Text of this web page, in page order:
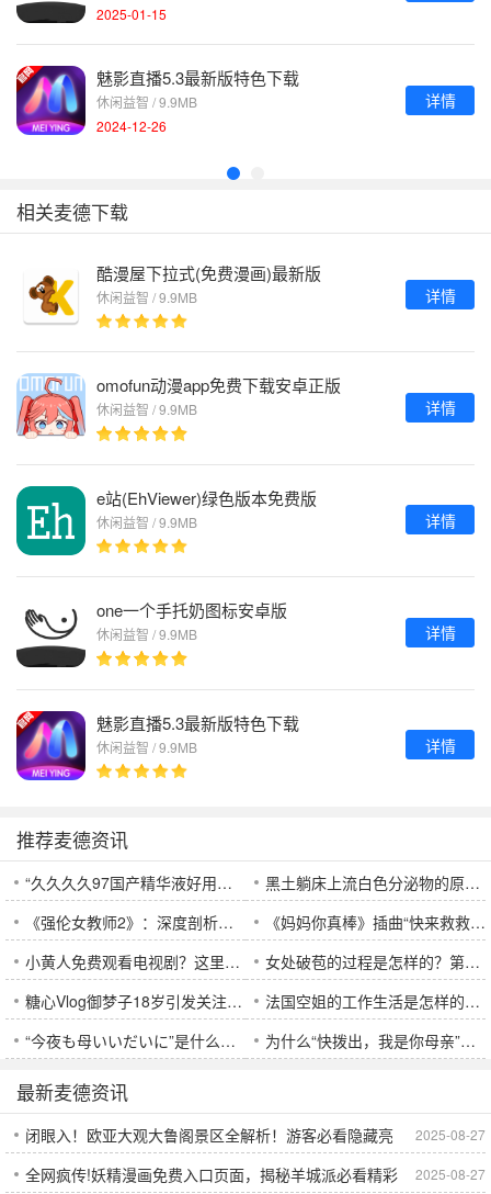
2025-01-15
魅影直播5.3最新版特色下载
休闲益智 / 9.9MB
2024-12-26
详情
相关麦德下载
酷漫屋下拉式(免费漫画)最新版
休闲益智 / 9.9MB 详情
omofun动漫app免费下载安卓正版
休闲益智 / 9.9MB 详情
e站(EhViewer)绿色版本免费版
休闲益智 / 9.9MB 详情
one一个手托奶图标安卓版
休闲益智 / 9.9MB 详情
魅影直播5.3最新版特色下载
休闲益智 / 9.9MB 详情
推荐麦德资讯
“久久久久97国产精华液好用吗？分析它的成分、效果与使用感受，适合哪些人群？”
黑土躺床上流白色分泌物的原因和解决方法：如何避免植物土壤中出现这种现象？
《强伦女教师2》：深度剖析这部电影为何让人久久不能忘怀
《妈妈你真棒》插曲“快来救救我”出现在电影中，它代表了什么意义？
小黄人免费观看电视剧？这里有你不知道的独特特色
女处破苞的过程是怎样的？第一次经验会怎样影响女性的身体和心理？
糖心Vlog御梦子18岁引发关注，背后究竟是什么原因？
法国空姐的工作生活是怎样的？他们的真实经历如何？
“今夜も母いいだいに”是什么意思？为什么这句话能打动每个听到的人？
为什么“快拨出，我是你母亲”这句台词能如此打动人心，背后隐藏了哪些情感秘密？
最新麦德资讯
闭眼入！欧亚大观大鲁阁景区全解析！游客必看隐藏亮
点！
2025-08-27
全网疯传!妖精漫画免费入口页面，揭秘羊城派必看精彩 2025-08-27